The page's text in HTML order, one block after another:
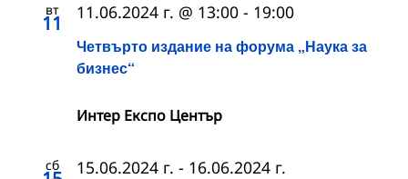
вт
11
Четвърто издание на форума „Наука за
бизнес“
11.06.2024 г. @ 13:00 - 19:00
Интер Експо Център
сб 15.06.2024 г. - 16.06.2024 г.